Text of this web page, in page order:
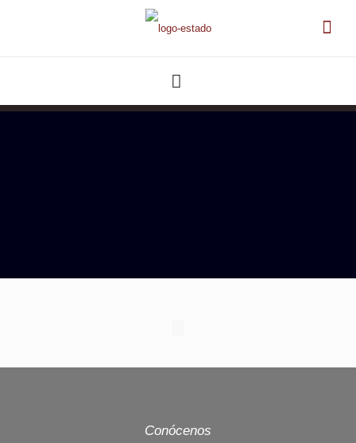
Conócenos